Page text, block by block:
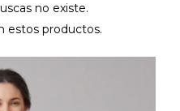
no existe.
estos productos.